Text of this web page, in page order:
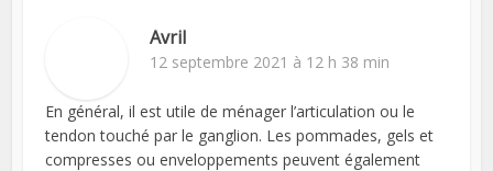
Avril
12 septembre 2021 à 12 h 38 min
En général, il est utile de ménager l’articulation ou le
tendon touché par le ganglion. Les pommades, gels et
compresses ou enveloppements peuvent également